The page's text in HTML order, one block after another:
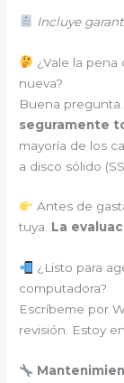
Incluye
¿Vale la
nueva?
Buena
seguramente
mayoría de los
a disco sólido
Antes de
tuya. La
¿Listo para
computadora?
Escríbeme por
revisión. Estoy